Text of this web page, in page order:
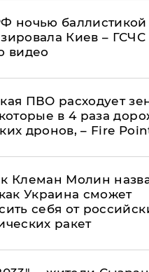
ночью баллистикой
Киев – ГСЧС
видео
ПВО расходует
в 4 раза
дронов, – Fire
Клеман Молин
Украина сможет
себя от
ракет